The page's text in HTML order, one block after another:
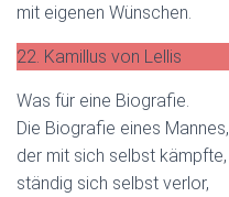
mit eigenen Wünschen.
22. Kamillus von Lellis
Was für eine Biografie.
Die Biografie eines Mannes,
der mit sich selbst kämpfte,
ständig sich selbst verlor,